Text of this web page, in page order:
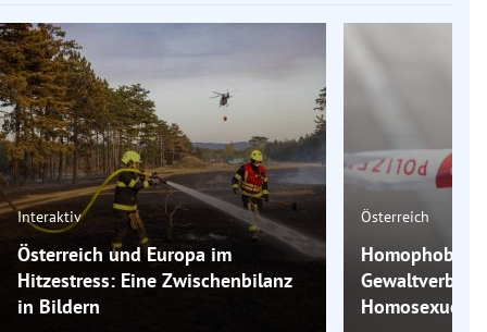
Interaktiv
Österreich und Europa im
Hitzestress: Eine Zwischenbilanz
in Bildern
Österreich
Homophobe